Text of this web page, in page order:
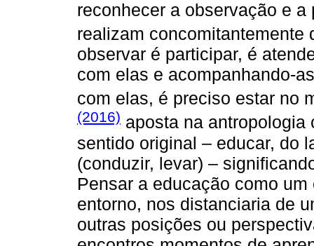
reconhecer a observação e
realizam
observar é participar, é
com elas e acompanhando-
com elas, é preciso estar no
(2016) aposta na
sentido original – educar, do
(conduzir, levar) –
Pensar a educação como
entorno, nos distanciaria de
outras posições ou